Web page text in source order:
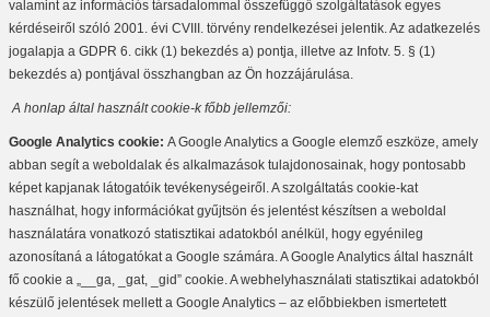
valamint az információs társadalommal összefüggő szolgáltatások egyes
kérdéseiről szóló 2001. évi CVIII. törvény rendelkezései jelentik. Az adatkezelés
jogalapja a GDPR 6. cikk (1) bekezdés a) pontja, illetve az Infotv. 5. § (1)
bekezdés a) pontjával összhangban az Ön hozzájárulása.
A honlap által használt cookie-k főbb jellemzői:
Google Analytics cookie: A Google Analytics a Google elemző eszköze, amely
abban segít a weboldalak és alkalmazások tulajdonosainak, hogy pontosabb
képet kapjanak látogatóik tevékenységeiről. A szolgáltatás cookie-kat
használhat, hogy információkat gyűjtsön és jelentést készítsen a weboldal
használatára vonatkozó statisztikai adatokból anélkül, hogy egyénileg
azonosítaná a látogatókat a Google számára. A Google Analytics által használt
fő cookie a „__ga, _gat, _gid” cookie. A webhelyhasználati statisztikai adatokból
készülő jelentések mellett a Google Analytics – az előbbiekben ismertetett